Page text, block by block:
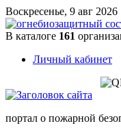
Воскресенье, 9 авг 2026
В каталоге 161
Личный кабинет
портал о пожарной